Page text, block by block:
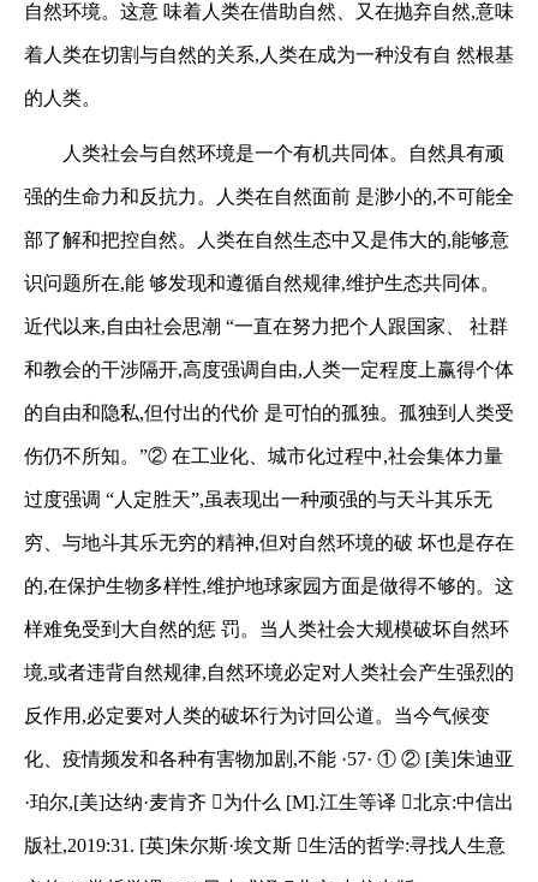
自然环境。这意 味着人类在借助自然、又在抛弃自然,意味
着人类在切割与自然的关系,人类在成为一种没有自 然根基
的人类。
人类社会与自然环境是一个有机共同体。自然具有顽
强的生命力和反抗力。人类在自然面前 是渺小的,不可能全
部了解和把控自然。人类在自然生态中又是伟大的,能够意
识问题所在,能 够发现和遵循自然规律,维护生态共同体。
近代以来,自由社会思潮 “一直在努力把个人跟国家、 社群
和教会的干涉隔开,高度强调自由,人类一定程度上赢得个体
的自由和隐私,但付出的代价 是可怕的孤独。孤独到人类受
伤仍不所知。”② 在工业化、城市化过程中,社会集体力量
过度强调 “人定胜天”,虽表现出一种顽强的与天斗其乐无
穷、与地斗其乐无穷的精神,但对自然环境的破 坏也是存在
的,在保护生物多样性,维护地球家园方面是做得不够的。这
样难免受到大自然的惩 罚。当人类社会大规模破坏自然环
境,或者违背自然规律,自然环境必定对人类社会产生强烈的
反作用,必定要对人类的破坏行为讨回公道。当今气候变
化、疫情频发和各种有害物加剧,不能 ·57· ① ② [美]朱迪亚
·珀尔,[美]达纳·麦肯齐 为什么 [M].江生等译 北京:中信出
版社,2019:31. [英]朱尔斯·埃文斯 生活的哲学:寻找人生意